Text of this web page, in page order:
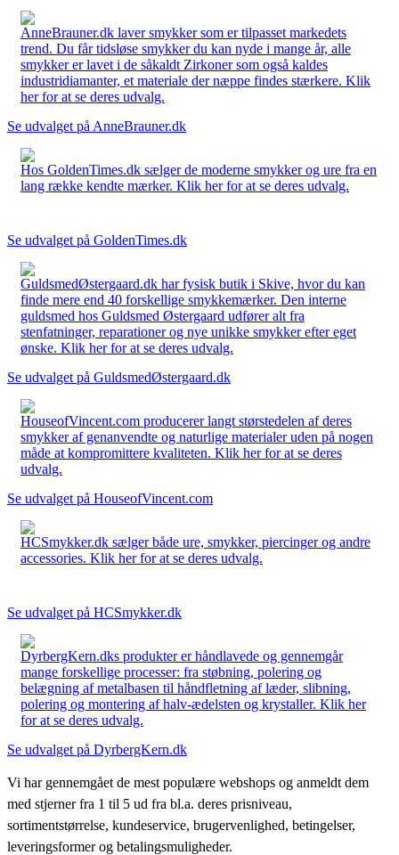
AnneBrauner.dk laver smykker som er tilpasset markedets
trend. Du får tidsløse smykker du kan nyde i mange år, alle
smykker er lavet i de såkaldt Zirkoner som også kaldes
industridiamanter, et materiale der næppe findes stærkere. Klik
her for at se deres udvalg.
Se udvalget på AnneBrauner.dk
Hos GoldenTimes.dk sælger de moderne smykker og ure fra en
lang række kendte mærker. Klik her for at se deres udvalg.
Se udvalget på GoldenTimes.dk
GuldsmedØstergaard.dk har fysisk butik i Skive, hvor du kan
finde mere end 40 forskellige smykkemærker. Den interne
guldsmed hos Guldsmed Østergaard udfører alt fra
stenfatninger, reparationer og nye unikke smykker efter eget
ønske. Klik her for at se deres udvalg.
Se udvalget på GuldsmedØstergaard.dk
HouseofVincent.com producerer langt størstedelen af deres
smykker af genanvendte og naturlige materialer uden på nogen
måde at kompromittere kvaliteten. Klik her for at se deres
udvalg.
Se udvalget på HouseofVincent.com
HCSmykker.dk sælger både ure, smykker, piercinger og andre
accessories. Klik her for at se deres udvalg.
Se udvalget på HCSmykker.dk
DyrbergKern.dks produkter er håndlavede og gennemgår
mange forskellige processer: fra støbning, polering og
belægning af metalbasen til håndfletning af læder, slibning,
polering og montering af halv-ædelsten og krystaller. Klik her
for at se deres udvalg.
Se udvalget på DyrbergKern.dk
Vi har gennemgået de mest populære webshops og anmeldt dem
med stjerner fra 1 til 5 ud fra bl.a. deres prisniveau,
sortimentstørrelse, kundeservice, brugervenlighed, betingelser,
leveringsformer og betalingsmuligheder.